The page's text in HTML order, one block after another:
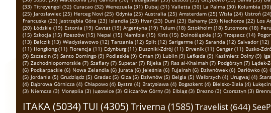
(33) Titreyengol (32) Curacao (32) Wenezuela (31) Dubaj (31) Valletta (30) La Palma (30) Kolumbia (30)
(25) Jarosławiec (25) Herceg Novi (25) Gdynia (25) Australia (25) Amsterdam (25) Wisła (24) Ustroń (24)
Francuska (23) Jastrzębia Góra (23) Islandia (23) Hvar (23) Duni (23) Bahamy (23) Niechorze (22) Los
(20) Łódzkie (19) Estonia (19) Cavtat (19) Argentyna (19) Tulum (18) Sztokholm (18) Sutomore (18)
(15) Szkocja (15) Rzeszów (15) Nepal (15) Namibia (15) Kiris (15) Dolnośląskie (15) Trzęsacz (14)
(13) Bałczik (13) Władysławowo (12) Tanzania (12) Split (12) Sarigerme (12) Saranda (12) Salvador (12)
(11) Hongkong (11) Florencja (11) Edynburg (11) Duszniki-Zdrój (11) Drvenik (11) Cenger (11) Busko-
(9) Szczecin (9) Santo Domingo (9) Podlaskie (9) Oman (9) Lublin (9) Lefkada (9) Kazimierz Dolny (9)
(7) Zachodniopomorskie (7) Szaflary (7) Supetar (7) Rijeka (7) Ras al-Khaimah (7) Podgórzyn (7) Lądek-
(6) Podkarpackie (6) Nowa Zelandia (6) Jurata (6) Jeleśnia (6) Fujairah (6) Dziwnówek (6) Darłówko (6)
(5) Jordania (5) Grudziądz (5) Gradac (5) Giza (5) Dziwnów (5) Belgia (5) Wałbrzych (4) Urugwaj (4)
(4) Dąbrowa Górnicza (4) Chłapowo (4) Bystra (4) Bratysława (4) Bogazkent (4) Bielsko-Biała (4)
(3) Niemcza (3) Mongolia (3) Jugowice (3) Gliczarów Górny (3) Elbląg (3) Drezno (3) Czorsztyn (3)
(2) Dębki (2) Częstochowa (2) Chiang Mai (2) Chałupy (2) Birma (2) Berlin (2) Bańska Wyżna (2) Andora
ITAKA (5034)TUI (4305) Triverna (1585)Travelist (644)